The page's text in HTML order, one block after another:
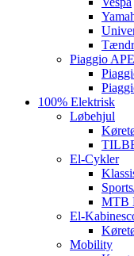
Piaggio
100% Elektrisk
Løbehjul
El-Cykler
MTB
El-
Mobility